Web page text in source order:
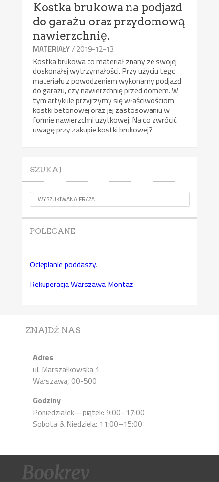
Kostka brukowa na podjazd
do garażu oraz przydomową
nawierzchnię.
MATERIAŁY/ 2019-12-13
Kostka brukowa to materiał znany ze swojej
doskonałej wytrzymałości. Przy użyciu tego
materiału z powodzeniem wykonamy podjazd
do garażu, czy nawierzchnię przed domem. W
tym artykule przyjrzymy się właściwościom
kostki betonowej oraz jej zastosowaniu w
formie nawierzchni użytkowej. Na co zwrócić
uwagę przy zakupie kostki brukowej?
SZUKAJ
POLECANE
Ocieplanie poddaszy.
Rekuperacja Warszawa Montaż
ZNAJDŹ NAS
Adres
ul. Marszałkowska 1
Warszawa, 00-500
Godziny
Poniedziałek—piątek: 9:00–17:00
Sobota & Niedziela: 11:00–15:00